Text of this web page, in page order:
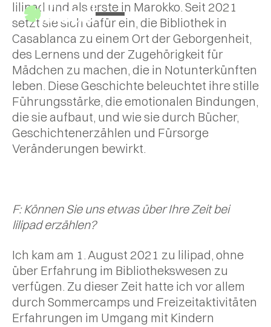
sicherer Räume
für Mädchen in
Casablanca.
mehr über die
Auswirkungen
unserer Arbeit
lilipad und als erste in Marokko. Seit 2021
setzt sie sich dafür ein, die Bibliothek in
Casablanca zu einem Ort der Geborgenheit,
des Lernens und der Zugehörigkeit für
Mädchen zu machen, die in Notunterkünften
leben. Diese Geschichte beleuchtet ihre stille
Führungsstärke, die emotionalen Bindungen,
die sie aufbaut, und wie sie durch Bücher,
Geschichtenerzählen und Fürsorge
Veränderungen bewirkt.
F: Können Sie uns etwas über Ihre Zeit bei
lilipad erzählen?
Ich kam am 1. August 2021 zu lilipad, ohne
über Erfahrung im Bibliothekswesen zu
verfügen. Zu dieser Zeit hatte ich vor allem
durch Sommercamps und Freizeitaktivitäten
Erfahrungen im Umgang mit Kindern